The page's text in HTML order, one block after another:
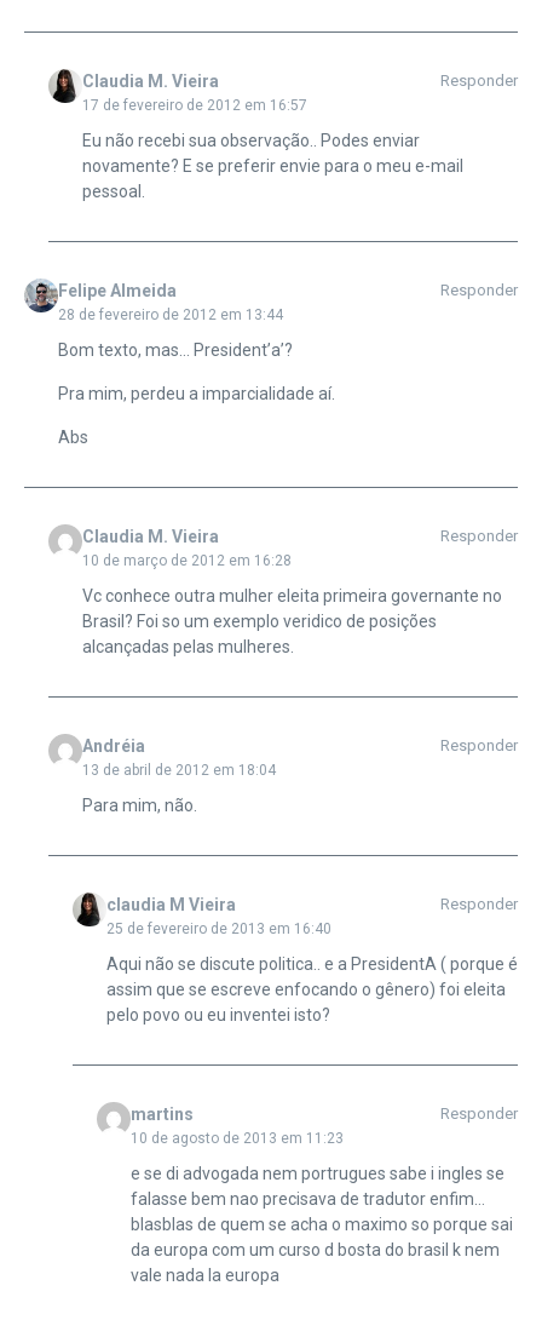
Claudia M. Vieira
17 de fevereiro de 2012 em 16:57
Responder
Eu não recebi sua observação.. Podes enviar
novamente? E se preferir envie para o meu e-mail
pessoal.
Felipe Almeida
28 de fevereiro de 2012 em 13:44
Responder
Bom texto, mas… President’a’?
Pra mim, perdeu a imparcialidade aí.
Abs
Claudia M. Vieira
10 de março de 2012 em 16:28
Responder
Vc conhece outra mulher eleita primeira governante no
Brasil? Foi so um exemplo veridico de posições
alcançadas pelas mulheres.
Andréia
13 de abril de 2012 em 18:04
Responder
Para mim, não.
claudia M Vieira
25 de fevereiro de 2013 em 16:40
Responder
Aqui não se discute politica.. e a PresidentA ( porque é
assim que se escreve enfocando o gênero) foi eleita
pelo povo ou eu inventei isto?
martins
10 de agosto de 2013 em 11:23
Responder
e se di advogada nem portrugues sabe i ingles se
falasse bem nao precisava de tradutor enfim…
blasblas de quem se acha o maximo so porque sai
da europa com um curso d bosta do brasil k nem
vale nada la europa